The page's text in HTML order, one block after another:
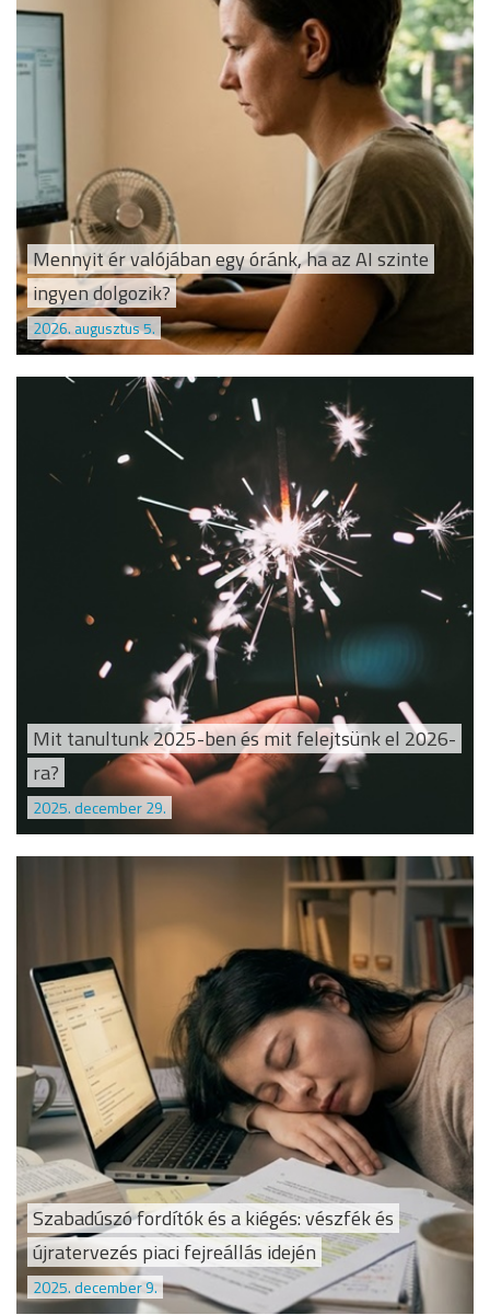
Mennyit ér valójában egy óránk, ha az AI szinte
ingyen dolgozik?
2026. augusztus 5.
Mit tanultunk 2025-ben és mit felejtsünk el 2026-
ra?
2025. december 29.
Szabadúszó fordítók és a kiégés: vészfék és
újratervezés piaci fejreállás idején
2025. december 9.